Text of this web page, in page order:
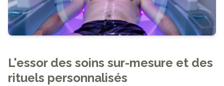
L'essor des soins sur-mesure et des
rituels personnalisés